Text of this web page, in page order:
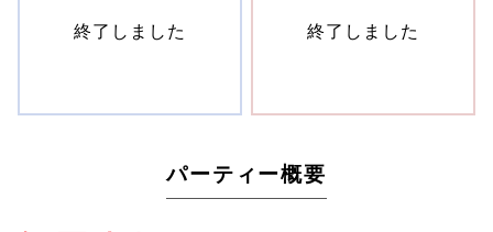
終了しました 終了しました
パーティー概要